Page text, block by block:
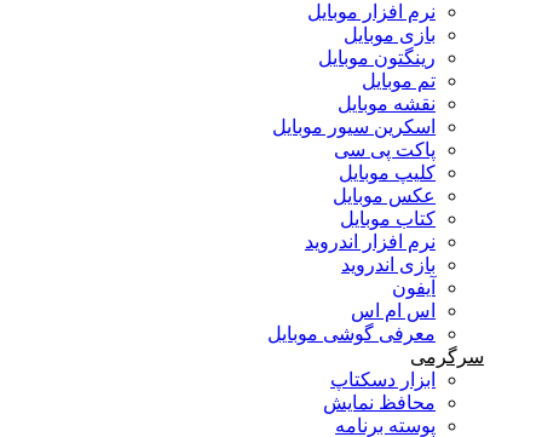
نرم افزار موبایل
بازی موبایل
رینگتون موبایل
تم موبایل
نقشه موبایل
اسکرین سیور موبایل
پاکت پی سی
کلیپ موبایل
عکس موبایل
کتاب موبایل
نرم افزار اندروید
بازی اندروید
آیفون
اس ام اس
معرفی گوشی موبایل
سرگرمی
ابزار دسکتاپ
محافظ نمایش
پوسته برنامه